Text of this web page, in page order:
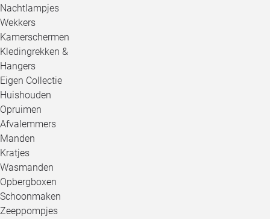
Nachtlampjes
Wekkers
Kamerschermen
Kledingrekken &
Hangers
Eigen Collectie
Huishouden
Opruimen
Afvalemmers
Manden
Kratjes
Wasmanden
Opbergboxen
Schoonmaken
Zeeppompjes